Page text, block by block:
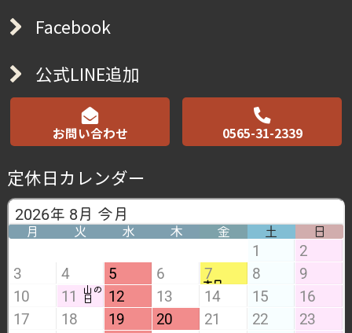
Facebook
公式LINE追加
お問い合わせ 0565-31-2339
定休日カレンダー